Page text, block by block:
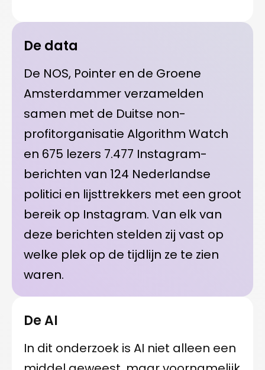
De data
De NOS, Pointer en de Groene
Amsterdammer verzamelden
samen met de Duitse non-
profitorganisatie Algorithm Watch
en 675 lezers 7.477 Instagram-
berichten van 124 Nederlandse
politici en lijsttrekkers met een groot
bereik op Instagram. Van elk van
deze berichten stelden zij vast op
welke plek op de tijdlijn ze te zien
waren.
De AI
In dit onderzoek is AI niet alleen een